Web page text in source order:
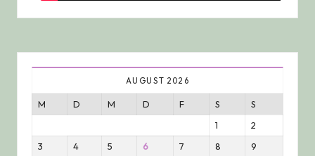
AUGUST 2026
M D M D F S
S
1
2
3
4 5 6 7 8
9